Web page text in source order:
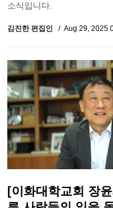
소식입니다.
김진한 편집인 Aug 29, 2025
[이화대학교회 장